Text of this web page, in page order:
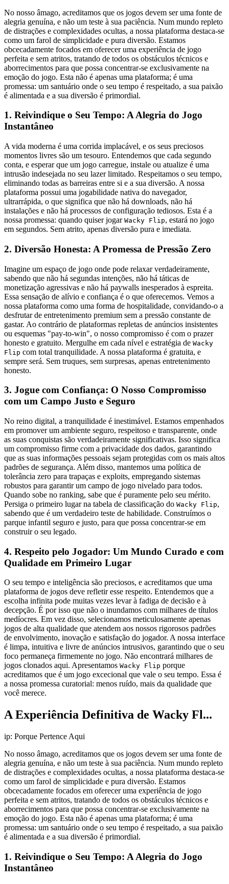
No nosso âmago, acreditamos que os jogos devem ser uma fonte de
alegria genuína, e não um teste à sua paciência. Num mundo repleto
de distrações e complexidades ocultas, a nossa plataforma destaca-se
como um farol de simplicidade e pura diversão. Estamos
obcecadamente focados em oferecer uma experiência de jogo
perfeita e sem atritos, tratando de todos os obstáculos técnicos e
aborrecimentos para que possa concentrar-se exclusivamente na
emoção do jogo. Esta não é apenas uma plataforma; é uma
promessa: um santuário onde o seu tempo é respeitado, a sua paixão
é alimentada e a sua diversão é primordial.
1. Reivindique o Seu Tempo: A Alegria do Jogo
Instantâneo
A vida moderna é uma corrida implacável, e os seus preciosos
momentos livres são um tesouro. Entendemos que cada segundo
conta, e esperar que um jogo carregue, instale ou atualize é uma
intrusão indesejada no seu lazer limitado. Respeitamos o seu tempo,
eliminando todas as barreiras entre si e a sua diversão. A nossa
plataforma possui uma jogabilidade nativa do navegador,
ultrarrápida, o que significa que não há downloads, não há
instalações e não há processos de configuração tediosos. Esta é a
nossa promessa: quando quiser jogar Wacky Flip, estará no jogo
em segundos. Sem atrito, apenas diversão pura e imediata.
2. Diversão Honesta: A Promessa de Pressão Zero
Imagine um espaço de jogo onde pode relaxar verdadeiramente,
sabendo que não há segundas intenções, não há táticas de
monetização agressivas e não há paywalls inesperados à espreita.
Essa sensação de alívio e confiança é o que oferecemos. Vemos a
nossa plataforma como uma forma de hospitalidade, convidando-o a
desfrutar de entretenimento premium sem a pressão constante de
gastar. Ao contrário de plataformas repletas de anúncios insistentes
ou esquemas "pay-to-win", o nosso compromisso é com o prazer
honesto e gratuito. Mergulhe em cada nível e estratégia de Wacky
Flip com total tranquilidade. A nossa plataforma é gratuita, e
sempre será. Sem truques, sem surpresas, apenas entretenimento
honesto.
3. Jogue com Confiança: O Nosso Compromisso
com um Campo Justo e Seguro
No reino digital, a tranquilidade é inestimável. Estamos empenhados
em promover um ambiente seguro, respeitoso e transparente, onde
as suas conquistas são verdadeiramente significativas. Isso significa
um compromisso firme com a privacidade dos dados, garantindo
que as suas informações pessoais sejam protegidas com os mais altos
padrões de segurança. Além disso, mantemos uma política de
tolerância zero para trapaças e exploits, empregando sistemas
robustos para garantir um campo de jogo nivelado para todos.
Quando sobe no ranking, sabe que é puramente pelo seu mérito.
Persiga o primeiro lugar na tabela de classificação do Wacky Flip,
sabendo que é um verdadeiro teste de habilidade. Construímos o
parque infantil seguro e justo, para que possa concentrar-se em
construir o seu legado.
4. Respeito pelo Jogador: Um Mundo Curado e com
Qualidade em Primeiro Lugar
O seu tempo e inteligência são preciosos, e acreditamos que uma
plataforma de jogos deve refletir esse respeito. Entendemos que a
escolha infinita pode muitas vezes levar à fadiga de decisão e à
decepção. É por isso que não o inundamos com milhares de títulos
medíocres. Em vez disso, selecionamos meticulosamente apenas
jogos de alta qualidade que atendem aos nossos rigorosos padrões
de envolvimento, inovação e satisfação do jogador. A nossa interface
é limpa, intuitiva e livre de anúncios intrusivos, garantindo que o seu
foco permaneça firmemente no jogo. Não encontrará milhares de
jogos clonados aqui. Apresentamos Wacky Flip porque
acreditamos que é um jogo excecional que vale o seu tempo. Essa é
a nossa promessa curatorial: menos ruído, mais da qualidade que
você merece.
A Experiência Definitiva de Wacky Fl...
ip: Porque Pertence Aqui
No nosso âmago, acreditamos que os jogos devem ser uma fonte de
alegria genuína, e não um teste à sua paciência. Num mundo repleto
de distrações e complexidades ocultas, a nossa plataforma destaca-se
como um farol de simplicidade e pura diversão. Estamos
obcecadamente focados em oferecer uma experiência de jogo
perfeita e sem atritos, tratando de todos os obstáculos técnicos e
aborrecimentos para que possa concentrar-se exclusivamente na
emoção do jogo. Esta não é apenas uma plataforma; é uma
promessa: um santuário onde o seu tempo é respeitado, a sua paixão
é alimentada e a sua diversão é primordial.
1. Reivindique o Seu Tempo: A Alegria do Jogo
Instantâneo